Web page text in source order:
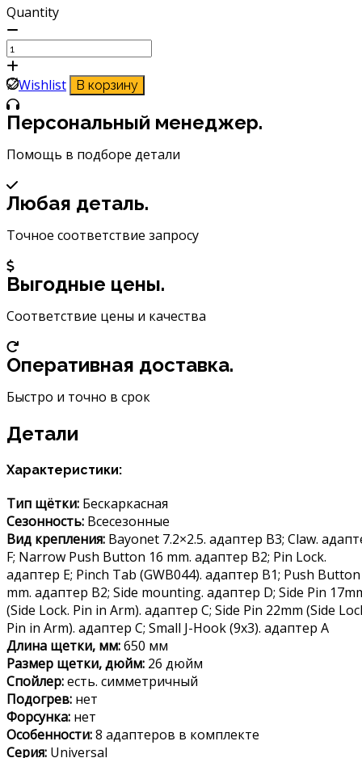
Quantity
Количество
товара
Щетка
стеклоочистителя
Masuma
26
(650мм)
MU-
026U
Wishlist В корзину
Персональный менеджер.
Помощь в подборе детали
Любая деталь.
Точное соответствие запросу
Выгодные цены.
Соответствие цены и качества
Оперативная доставка.
Быстро и точно в срок
Детали
Характеристики:
Тип щётки: Бескаркасная
Сезонность: Всесезонные
Вид крепления: Bayonet 7.2×2.5. адаптер B3; Claw.
F; Narrow Push Button 16 mm. адаптер B2; Pin Lock.
адаптер E; Pinch Tab (GWB044). адаптер B1; Push
mm. адаптер B2; Side mounting. адаптер D; Side Pin
(Side Lock. Pin in Arm). адаптер C; Side Pin 22mm (Side
Pin in Arm). адаптер C; Small J-Hook (9х3). адаптер A
Длина щетки, мм:650 мм
Размер щетки, дюйм: 26 дюйм
Спойлер:есть. симметричный
Подогрев: нет
Форсунка: нет
Особенности:8 адаптеров в комплекте
Серия: Universal